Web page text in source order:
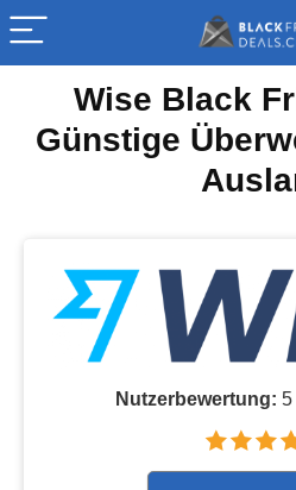
Wise Black
Günstige
Nutzerbewertung:5